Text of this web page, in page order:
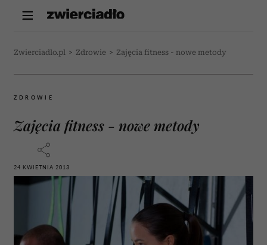
Zwierciadlo.pl > Zdrowie > Zajęcia fitness - nowe metody
ZDROWIE
Zajęcia fitness - nowe metody
24 KWIETNIA 2013